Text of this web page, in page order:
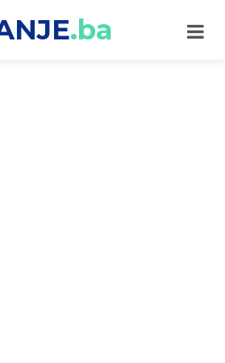
.ba